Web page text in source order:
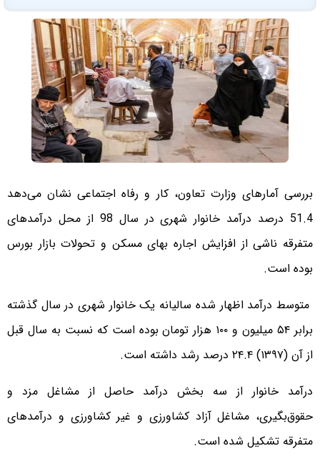
بررسی‌ آمارهای وزارت تعاون، کار و رفاه اجتماعی نشان می‌دهد
51.4 درصد درآمد خانوار شهری در سال 98 از محل درآمدهای
متفرقه ناشی از افزایش اجاره بهای مسکن و تحولات بازار بورس
بوده است.
متوسط درآمد اظهار شده سالیانه یک خانوار شهری در سال گذشته
برابر ۵۴ میلیون و ۱۰۰ هزار تومان بوده است که نسبت به سال قبل
از آن (۱۳۹۷) ۲۴.۴ درصد رشد داشته است.
درآمد خانوار از سه بخش درآمد حاصل از مشاغل مزد و
حقوق‌بگیری، مشاغل آزاد کشاورزی و غیر کشاورزی و درآمدهای
متفرقه تشکیل شده است.